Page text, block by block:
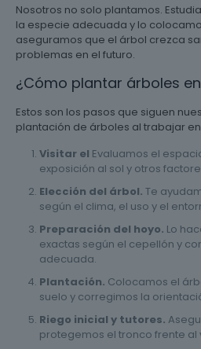
Nosotros no solo plantamos.
la especie adecuada y lo
aseguramos que el árbol crezca
problemas en el futuro.
¿Cómo plantar árboles
Estos son los pasos que siguen
plantación de árboles al trabajar
Visitar el Evaluamos el
exposición al sol y otros
Elección del árbol. Te
según el clima, el uso y el
Preparación del hoyo. Lo
exactas según el cepellón y
adecuada.
Plantación. Colocamos el
suelo y corregimos la
Riego inicial y tutores.
protegemos el tronco frente al